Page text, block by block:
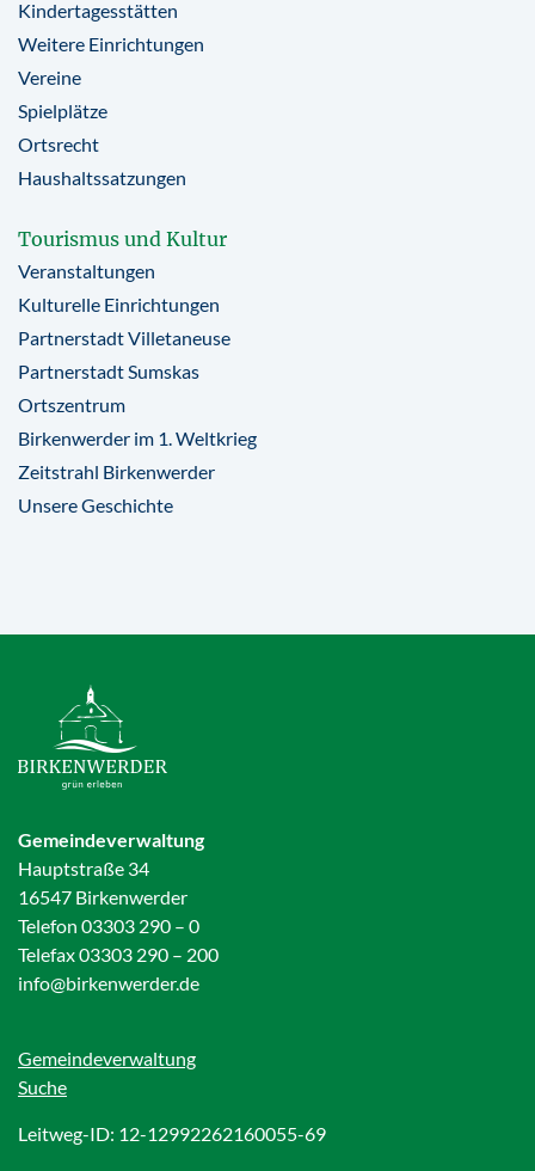
Kindertagesstätten
Weitere Einrichtungen
Vereine
Spielplätze
Ortsrecht
Haushaltssatzungen
Tourismus und Kultur
Veranstaltungen
Kulturelle Einrichtungen
Partnerstadt Villetaneuse
Partnerstadt Sumskas
Ortszentrum
Birkenwerder im 1. Weltkrieg
Zeitstrahl Birkenwerder
Unsere Geschichte
Gemeindeverwaltung
Hauptstraße 34
16547 Birkenwerder
Telefon 03303 290 – 0
Telefax 03303 290 – 200
info@birkenwerder.de
Gemeindeverwaltung
Suche
Leitweg-ID: 12-12992262160055-69